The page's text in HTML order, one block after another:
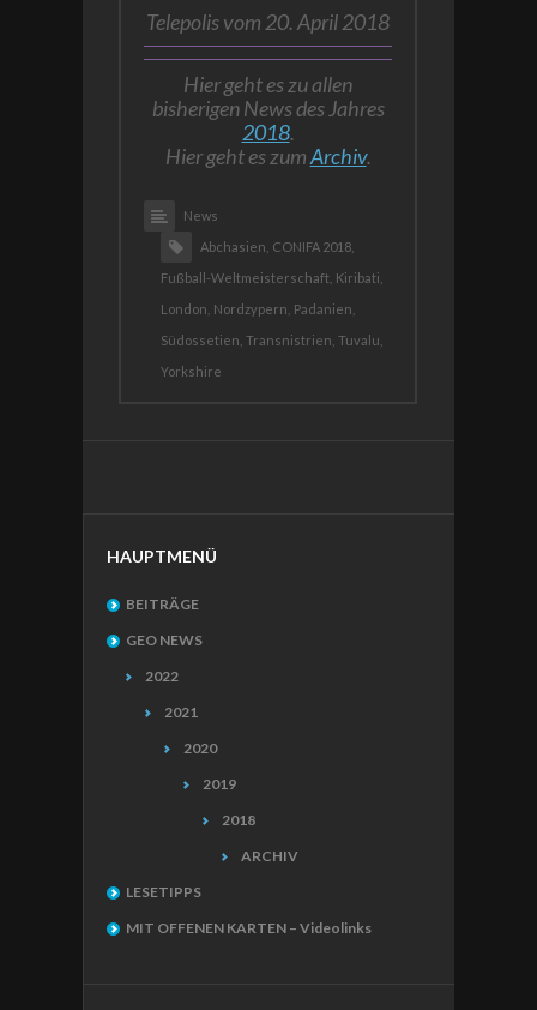
Telepolis vom 20. April 2018
Hier geht es zu allen
bisherigen News des Jahres
2018.
Hier geht es zumArchiv.
News
Abchasien, CONIFA 2018,
Fußball-Weltmeisterschaft, Kiribati,
London, Nordzypern, Padanien,
Südossetien, Transnistrien, Tuvalu,
Yorkshire
HAUPTMENÜ
BEITRÄGE
GEO NEWS
2022
2021
2020
2019
2018
ARCHIV
LESETIPPS
MIT OFFENEN KARTEN – Videolinks